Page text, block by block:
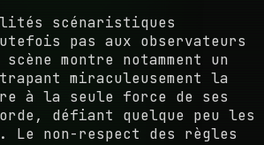
scénaristiques
pas aux observateurs
montre notamment un
miraculeusement la
à la seule force de ses
défiant quelque peu les
Le non-respect des règles